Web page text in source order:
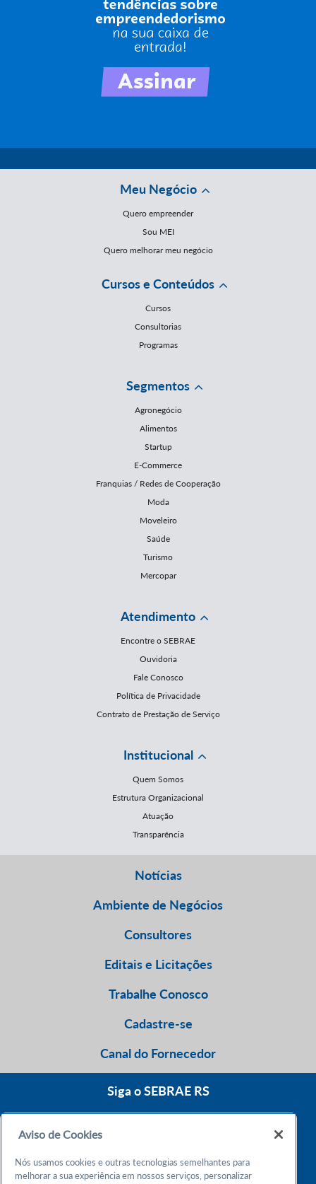
Meu Negócio
Quero empreender
Sou MEI
Quero melhorar meu negócio
Cursos e Conteúdos
Cursos
Consultorias
Programas
Segmentos
Agronegócio
Alimentos
Startup
E-Commerce
Franquias / Redes de Cooperação
Moda
Moveleiro
Saúde
Turismo
Mercopar
Atendimento
Encontre o SEBRAE
Ouvidoria
Fale Conosco
Política de Privacidade
Contrato de Prestação de Serviço
Institucional
Quem Somos
Estrutura Organizacional
Atuação
Transparência
Notícias
Ambiente de Negócios
Consultores
Editais e Licitações
Trabalhe Conosco
Cadastre-se
Canal do Fornecedor
Siga o SEBRAE RS
Atendimento 24h
Aviso de Cookies
Nós usamos cookies e outras tecnologias semelhantes para
melhorar a sua experiência em nossos serviços, personalizar